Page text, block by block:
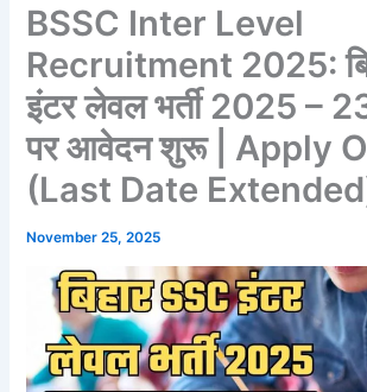
BSSC Inter Level
Recruitment 2025:
इंटर लेवल भर्ती 2025 –
पर आवेदन शुरू | Apply
(Last Date
November 25, 2025